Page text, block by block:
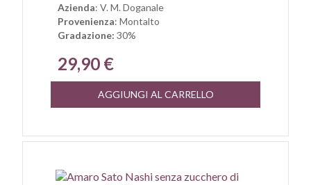
Azienda: V. M. Doganale
Provenienza: Montalto
Gradazione: 30%
29,90 €
AGGIUNGI AL CARRELLO